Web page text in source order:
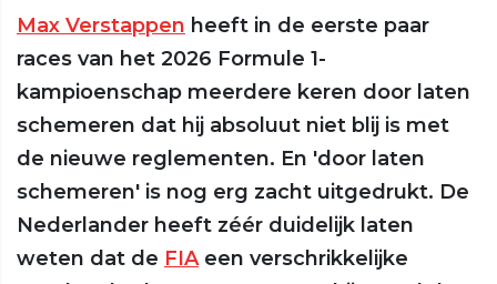
Max Verstappen heeft in de eerste paar
races van het 2026 Formule 1-
kampioenschap meerdere keren door laten
schemeren dat hij absoluut niet blij is met
de nieuwe reglementen. En 'door laten
schemeren' is nog erg zacht uitgedrukt. De
Nederlander heeft zéér duidelijk laten
weten dat de FIAeen verschrikkelijke